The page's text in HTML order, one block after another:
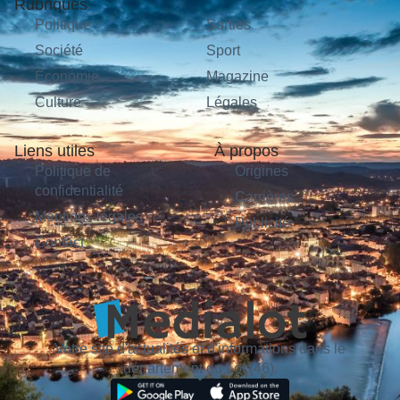
Rubriques
Politique
Société
Économie
Culture
Sorties
Sport
Magazine
Légales
Liens utiles
Politique de
confidentialité
Mentions légales
Contact
À propos
Origines
Carrières
Publicité
Votre site d'actualités et d'informations dans le
département du Lot (46).